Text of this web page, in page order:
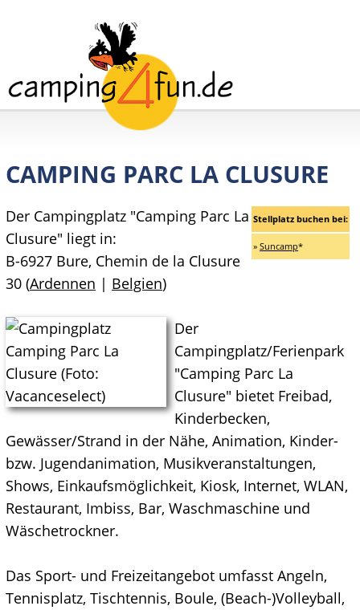
CAMPING PARC LA CLUSURE
Stellplatz buchen bei:
»Suncamp*
Der Campingplatz "Camping Parc La
Clusure" liegt in:
B-6927 Bure, Chemin de la Clusure
30 (Ardennen | Belgien)
Der
Campingplatz/Ferienpark
"Camping Parc La
Clusure" bietet Freibad,
Kinderbecken,
Gewässer/Strand in der Nähe, Animation, Kinder-
bzw. Jugendanimation, Musikveranstaltungen,
Shows, Einkaufsmöglichkeit, Kiosk, Internet, WLAN,
Restaurant, Imbiss, Bar, Waschmaschine und
Wäschetrockner.
Das Sport- und Freizeitangebot umfasst Angeln,
Tennisplatz, Tischtennis, Boule, (Beach-)Volleyball,